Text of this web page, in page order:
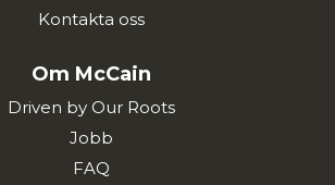
Kontakta oss
Om McCain
Driven by Our Roots
Jobb
FAQ